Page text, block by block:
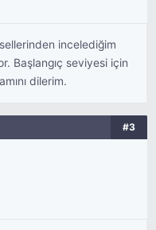
incelediğim
Başlangıç seviyesi için
dilerim.
#3